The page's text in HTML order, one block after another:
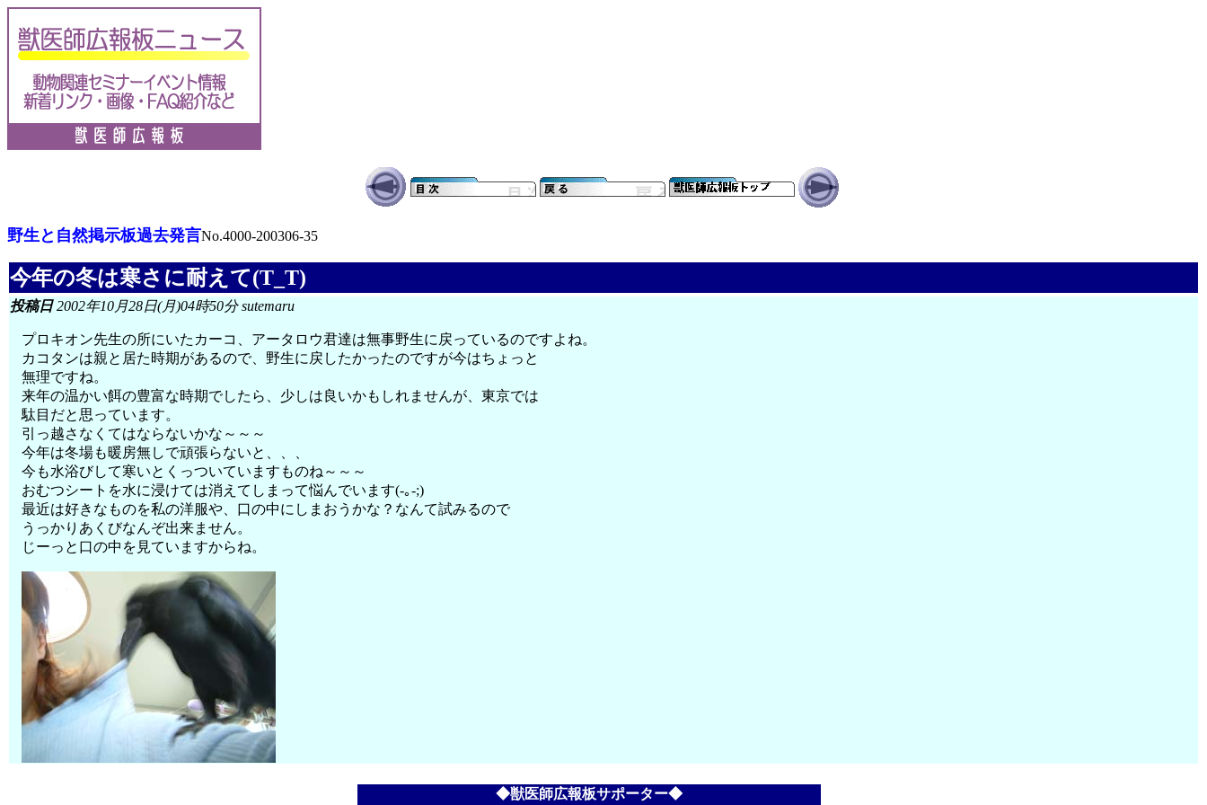
野生と自然掲示板過去発言No.4000-200306-35
今年の冬は寒さに耐えて(T_T)
投稿日2002年10月28日(月)04時50分 sutemaru
プロキオン先生の所にいたカーコ、アータロウ君達は無事野生に戻っているのですよね。
カコタンは親と居た時期があるので、野生に戻したかったのですが今はちょっと
無理ですね。
来年の温かい餌の豊富な時期でしたら、少しは良いかもしれませんが、東京では
駄目だと思っています。
引っ越さなくてはならないかな～～～
今年は冬場も暖房無しで頑張らないと、、、
今も水浴びして寒いとくっついていますものね～～～
おむつシートを水に浸けては消えてしまって悩んでいます(-｡-;)
最近は好きなものを私の洋服や、口の中にしまおうかな？なんて試みるので
うっかりあくびなんぞ出来ません。
じーっと口の中を見ていますからね。
◆獣医師広報板サポーター◆